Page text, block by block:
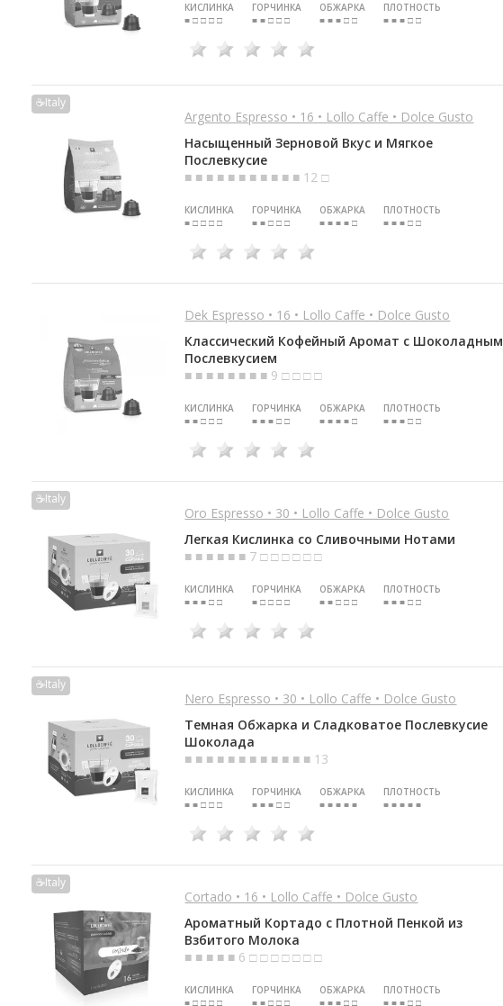
КИСЛИНКА
■ □ □ □ □
ГОРЧИНКА
■ ■ □ □ □
ОБЖАРКА
■ ■ ■ □ □
ПЛОТНОСТЬ
■ ■ ■ □ □
☕Italy
Argento Espresso • 16 • Lollo Caffe • Dolce Gusto
Насыщенный Зерновой Вкус и Мягкое
Послевкусие
■ ■ ■ ■ ■ ■ ■ ■ ■ ■ ■ 12 □
КИСЛИНКА
■ □ □ □ □
ГОРЧИНКА
■ ■ □ □ □
ОБЖАРКА
■ ■ ■ ■ □
ПЛОТНОСТЬ
■ ■ ■ □ □
Dek Espresso • 16 • Lollo Caffe • Dolce Gusto
Классический Кофейный Аромат с Шоколадным
Послевкусием
■ ■ ■ ■ ■ ■ ■ ■ 9 □ □ □ □
КИСЛИНКА
■ ■ □ □ □
ГОРЧИНКА
■ ■ ■ □ □
ОБЖАРКА
■ ■ ■ ■ □
ПЛОТНОСТЬ
■ ■ ■ □ □
☕Italy
Oro Espresso • 30 • Lollo Caffe • Dolce Gusto
Легкая Кислинка со Сливочными Нотами
■ ■ ■ ■ ■ ■ 7 □ □ □ □ □ □
КИСЛИНКА
■ ■ ■ □ □
ГОРЧИНКА
■ □ □ □ □
ОБЖАРКА
■ ■ □ □ □
ПЛОТНОСТЬ
■ ■ ■ □ □
☕Italy
Nero Espresso • 30 • Lollo Caffe • Dolce Gusto
Темная Обжарка и Сладковатое Послевкусие
Шоколада
■ ■ ■ ■ ■ ■ ■ ■ ■ ■ ■ ■ 13
КИСЛИНКА
■ ■ □ □ □
ГОРЧИНКА
■ ■ ■ □ □
ОБЖАРКА
■ ■ ■ ■ ■
ПЛОТНОСТЬ
■ ■ ■ ■ ■
☕Italy
Cortado • 16 • Lollo Caffe • Dolce Gusto
Ароматный Кортадо с Плотной Пенкой из
Взбитого Молока
■ ■ ■ ■ ■ 6 □ □ □ □ □ □ □
КИСЛИНКА
■ □ □ □ □
ГОРЧИНКА
■ ■ □ □ □
ОБЖАРКА
■ ■ ■ □ □
ПЛОТНОСТЬ
■ ■ ■ □ □